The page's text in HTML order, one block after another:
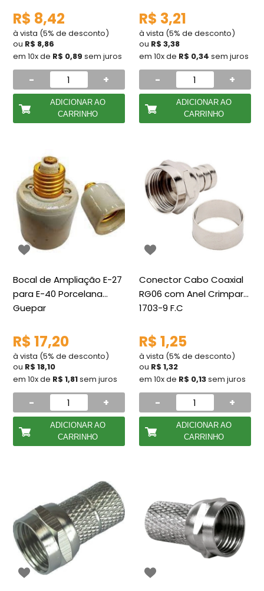
R$ 8,42
à vista (5% de desconto)
ou R$ 8,86
em 10x de R$ 0,89 sem juros
- +
ADICIONAR AO
CARRINHO
R$ 3,21
à vista (5% de desconto)
ou R$ 3,38
em 10x de R$ 0,34 sem juros
- +
ADICIONAR AO
CARRINHO
Bocal de Ampliação E-27
para E-40 Porcelana
Guepar
R$ 17,20
à vista (5% de desconto)
ou R$ 18,10
em 10x de R$ 1,81sem juros
- +
ADICIONAR AO
CARRINHO
Conector Cabo Coaxial
RG06 com Anel Crimpar
1703-9 F.C
R$ 1,25
à vista (5% de desconto)
ou R$ 1,32
em 10x de R$ 0,13sem juros
- +
ADICIONAR AO
CARRINHO